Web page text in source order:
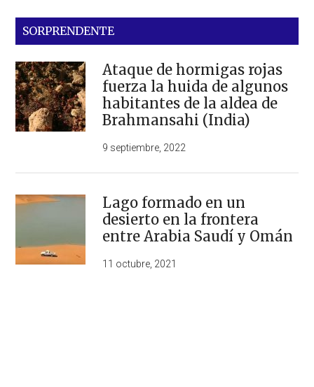
SORPRENDENTE
Ataque de hormigas rojas
fuerza la huida de algunos
habitantes de la aldea de
Brahmansahi (India)
9 septiembre, 2022
Lago formado en un
desierto en la frontera
entre Arabia Saudí y Omán
11 octubre, 2021